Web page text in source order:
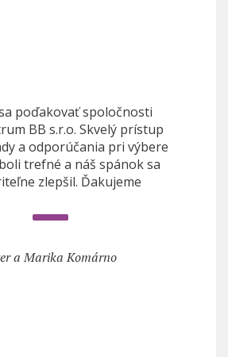
poďakovať spoločnosti
BB s.r.o. Skvelý prístup
a odporúčania pri výbere
trefné a náš spánok sa
zlepšil. Ďakujeme
a Marika Komárno